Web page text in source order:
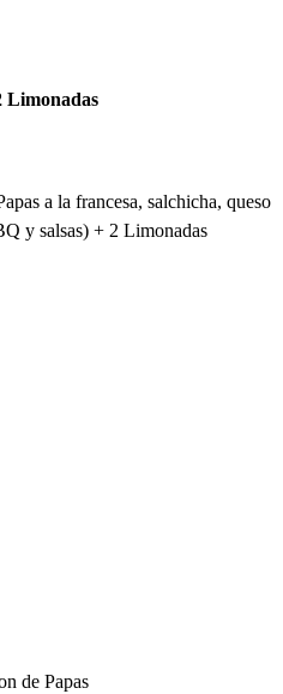
Limonadas
a la francesa, salchicha, queso
y salsas) + 2 Limonadas
de Papas